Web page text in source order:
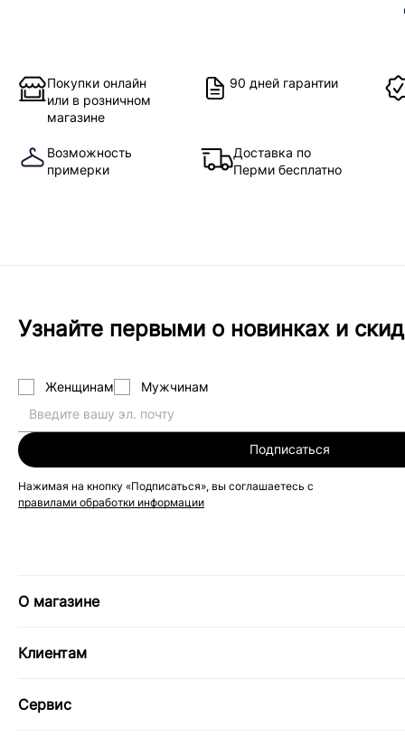
Покупки онлайн
или в розничном
магазине
90 дней гарантии
Возможность
примерки
Доставка по
Перми бесплатно
Узнайте первыми о новинках и
Женщинам Мужчинам
Подписаться
Нажимая на кнопку «Подписаться», вы соглашаетесь с
правилами обработки информации
О магазине
Клиентам
Сервис